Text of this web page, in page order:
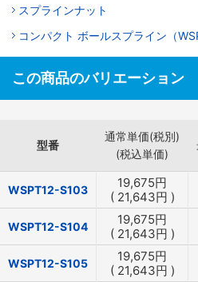
スプラインナット
コンパクト ボールスプライン（
この商品のバリエーション
型番
通常単価(税別)
(税込単価)
WSPT12-S103 19,675円
( 21,643円 )
WSPT12-S104 19,675円
( 21,643円 )
WSPT12-S105 19,675円
( 21,643円 )